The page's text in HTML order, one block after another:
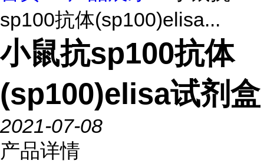
sp100抗体(sp100)elisa...
小鼠抗sp100抗体
(sp100)elisa试剂盒
2021-07-08
产品详情